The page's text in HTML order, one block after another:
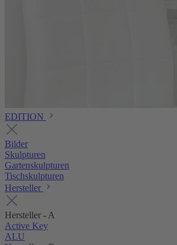
EDITION
Bilder
Skulpturen
Gartenskulpturen
Tischskulpturen
Hersteller
Hersteller - A
Active Key
ALU